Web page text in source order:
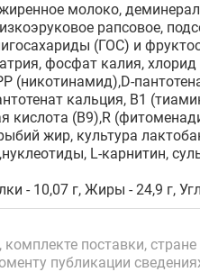
молоко,
рапсовое,
(ГОС) и
фосфат калия,
(никотинамид),D-
кальция, B1
кислота (B9),R
жир, культура
L-карнитин,
- 10,07 г, Жиры - 24,9 г,
поставки,
публикации